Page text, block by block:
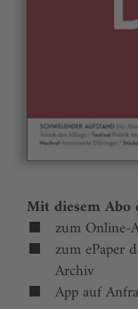
Mit diesem Abo
zum Online-
zum ePaper
Archiv
App auf